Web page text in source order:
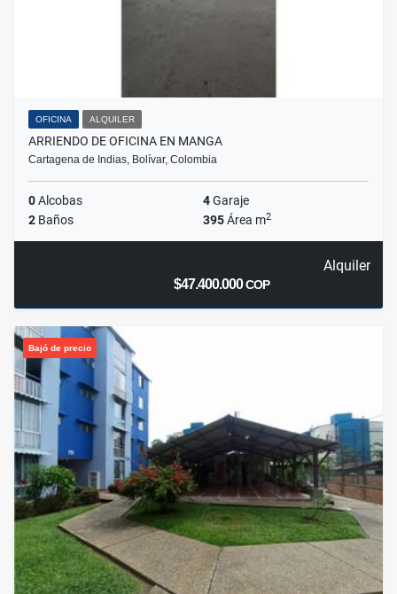
OFICINA ALQUILER
ARRIENDO DE OFICINA EN MANGA
Cartagena de Indias, Bolívar, Colombia
0Alcobas 4Garaje
2 Baños 395Área m2
Alquiler
$47.400.000COP
Bajó de precio